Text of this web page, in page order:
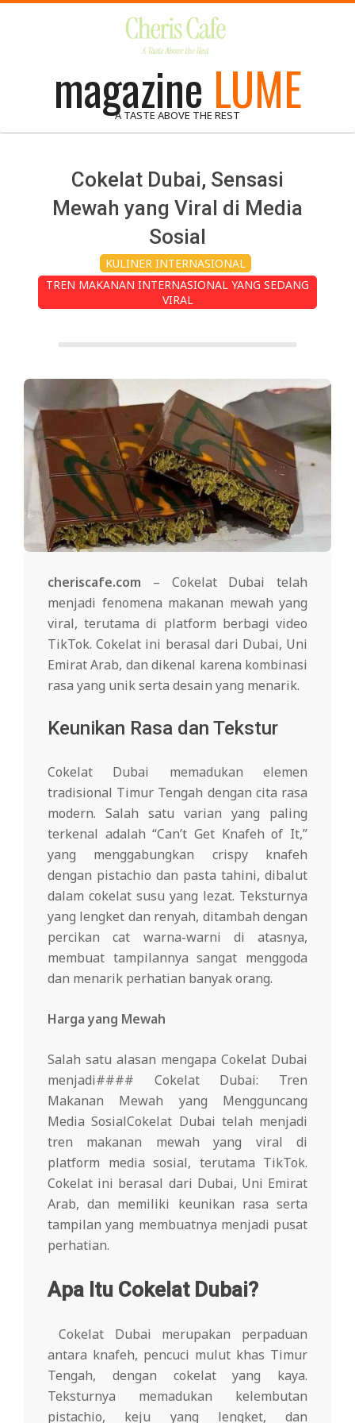
magazine LUME
A TASTE ABOVE THE REST
Cokelat Dubai, Sensasi
Mewah yang Viral di Media
Sosial
KULINER INTERNASIONAL
TREN MAKANAN INTERNASIONAL YANG SEDANG
VIRAL
cheriscafe.com – Cokelat Dubai telah
menjadi fenomena makanan mewah yang
viral, terutama di platform berbagi video
TikTok. Cokelat ini berasal dari Dubai, Uni
Emirat Arab, dan dikenal karena kombinasi
rasa yang unik serta desain yang menarik.
Keunikan Rasa dan Tekstur
Cokelat Dubai memadukan elemen
tradisional Timur Tengah dengan cita rasa
modern. Salah satu varian yang paling
terkenal adalah “Can’t Get Knafeh of It,”
yang menggabungkan crispy knafeh
dengan pistachio dan pasta tahini, dibalut
dalam cokelat susu yang lezat. Teksturnya
yang lengket dan renyah, ditambah dengan
percikan cat warna-warni di atasnya,
membuat tampilannya sangat menggoda
dan menarik perhatian banyak orang.
Harga yang Mewah
Salah satu alasan mengapa Cokelat Dubai
menjadi#### Cokelat Dubai: Tren
Makanan Mewah yang Mengguncang
Media SosialCokelat Dubai telah menjadi
tren makanan mewah yang viral di
platform media sosial, terutama TikTok.
Cokelat ini berasal dari Dubai, Uni Emirat
Arab, dan memiliki keunikan rasa serta
tampilan yang membuatnya menjadi pusat
perhatian.
Apa Itu Cokelat Dubai?
Cokelat Dubai merupakan perpaduan
antara knafeh, pencuci mulut khas Timur
Tengah, dengan cokelat yang kaya.
Teksturnya memadukan kelembutan
pistachio, keju yang lengket, dan